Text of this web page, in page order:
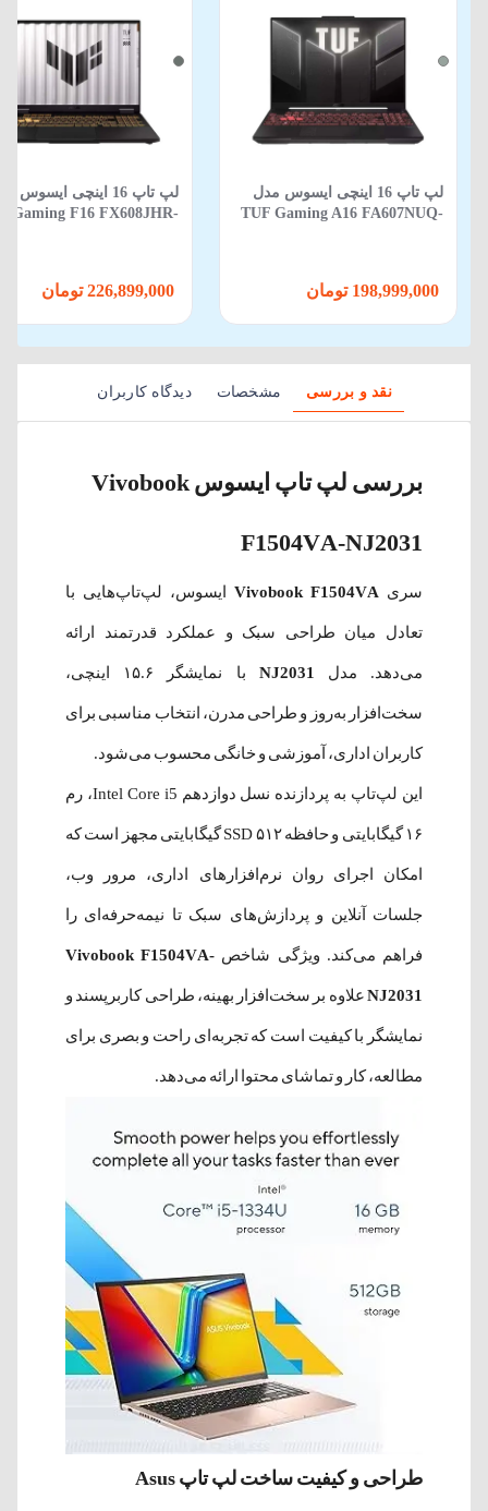
لپ تاپ 16 اینچی ایسوس مدل
TUF Gaming A16 FA607NUQ-
لپ تاپ 16 اینچی ایسوس
Gaming F16 FX608JHR-
نقد و بررسی مشخصات دیدگاه کاربران
بررسی لپ تاپ ایسوس Vivobook
F1504VA-NJ2031
سری Vivobook F1504VA ایسوس، لپ‌تاپ‌هایی با
تعادل میان طراحی سبک و عملکرد قدرتمند ارائه
می‌دهد. مدل NJ2031 با نمایشگر ۱۵.۶ اینچی،
سخت‌افزار به‌روز و طراحی مدرن، انتخاب مناسبی برای
کاربران اداری، آموزشی و خانگی محسوب می‌شود.
این لپ‌تاپ به پردازنده نسل دوازدهم Intel Core i5، رم
۱۶ گیگابایتی و حافظه SSD ۵۱۲ گیگابایتی مجهز است که
امکان اجرای روان نرم‌افزارهای اداری، مرور وب،
جلسات آنلاین و پردازش‌های سبک تا نیمه‌حرفه‌ای را
فراهم می‌کند. ویژگی شاخص Vivobook F1504VA-
NJ2031علاوه بر سخت‌افزار بهینه، طراحی کاربرپسند و
نمایشگر با کیفیت است که تجربه‌ای راحت و بصری برای
مطالعه، کار و تماشای محتوا ارائه می‌دهد.
طراحی و کیفیت ساخت لپ تاپ Asus